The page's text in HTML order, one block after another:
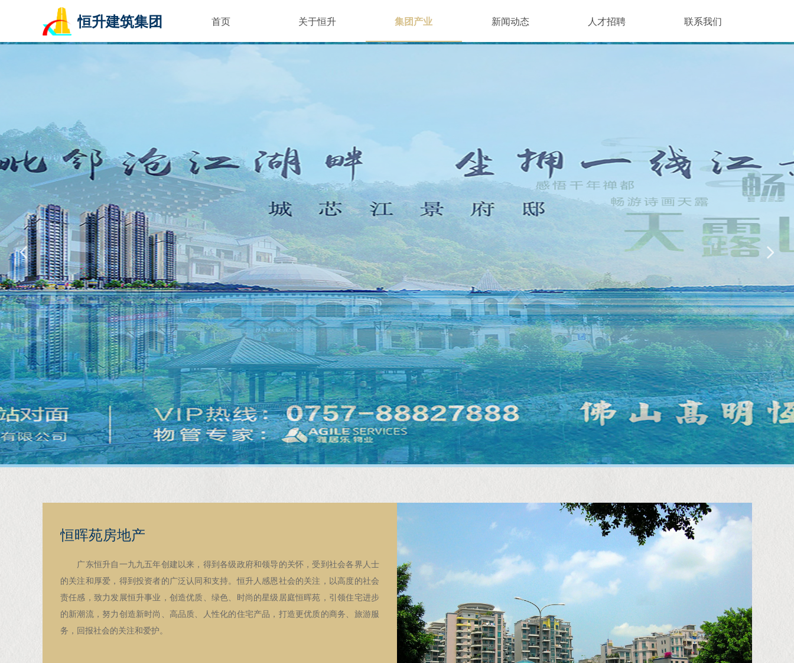
恒升建筑集团 首页 关于恒升 集团产业 新闻动态 人才招聘 联系我们
넳 넲
恒晖苑房地产
广东恒升自一九九五年创建以来，得到各级政府和领导的关怀，受到社会各界人士
的关注和厚爱，得到投资者的广泛认同和支持。恒升人感恩社会的关注，以高度的社会
责任感，致力发展恒升事业，创造优质、绿色、时尚的星级居庭恒晖苑，引领住宅进步
的新潮流，努力创造新时尚、高品质、人性化的住宅产品，打造更优质的商务、旅游服
务，回报社会的关注和爱护。